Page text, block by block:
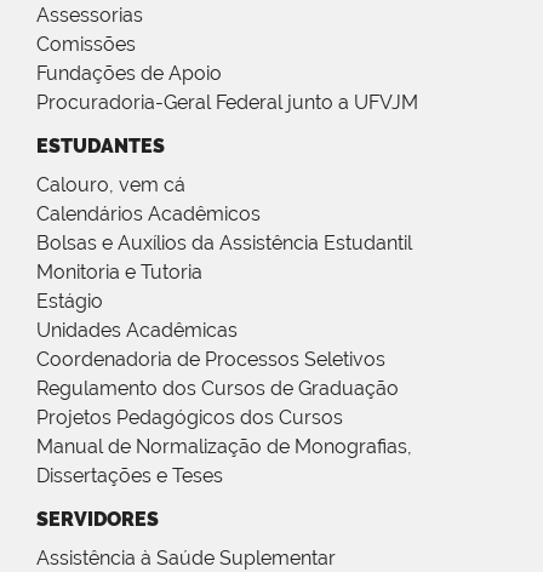
Assessorias
Comissões
Fundações de Apoio
Procuradoria-Geral Federal junto a UFVJM
ESTUDANTES
Calouro, vem cá
Calendários Acadêmicos
Bolsas e Auxílios da Assistência Estudantil
Monitoria e Tutoria
Estágio
Unidades Acadêmicas
Coordenadoria de Processos Seletivos
Regulamento dos Cursos de Graduação
Projetos Pedagógicos dos Cursos
Manual de Normalização de Monografias,
Dissertações e Teses
SERVIDORES
Assistência à Saúde Suplementar